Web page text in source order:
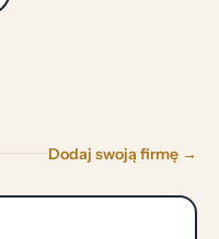
Dodaj swoją firmę →